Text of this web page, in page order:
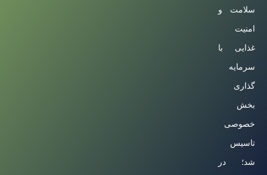
سلامت و
امنیت
غذایی با
سرمایه
گذاری
بخش
خصوصی
تاسیس
شد؛ در